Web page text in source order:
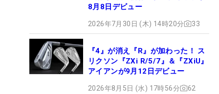
8月8日デビュー
2026年7月30日 (木) 14時20分 33
『4』が消え『R』が加わった！ ス
リクソン『ZXi R/5/7』＆『ZXiU』
アイアンが9月12日デビュー
2026年8月5日 (水) 17時56分 62